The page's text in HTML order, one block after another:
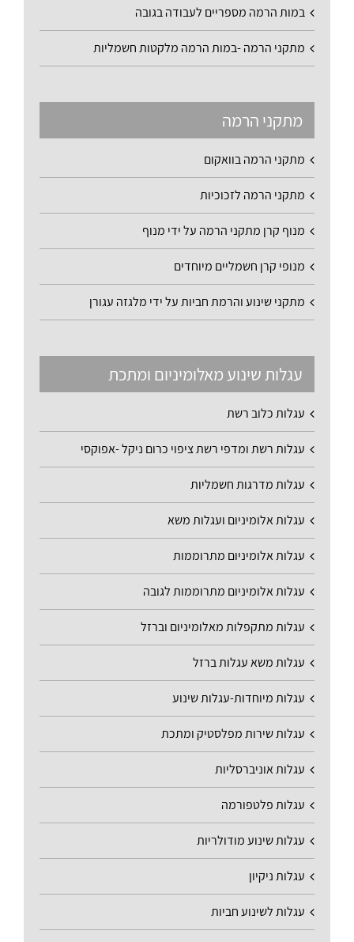
במות הרמה מספריים לעבודה בגובה
מתקני הרמה -במות הרמה מלקטות חשמליות
מתקני הרמה
מתקני הרמה בוואקום
מתקני הרמה לזכוכיות
מנוף קרן מתקני הרמה על ידי מנוף
מנופי קרן חשמליים מיוחדים
מתקני שינוע והרמת חביות על ידי מלגזה עגורן
עגלות שינוע מאלומיניום ומתכת
עגלות כלוב רשת
עגלות רשת ומדפי רשת ציפוי כרום ניקל -אפוקסי
עגלות מדרגות חשמליות
עגלות אלומיניום ועגלות משא
עגלות אלומיניום מתרוממות
עגלות אלומיניום מתרוממות לגובה
עגלות מתקפלות מאלומיניום וברזל
עגלות משא עגלות ברזל
עגלות מיוחדות-עגלות שינוע
עגלות שירות מפלסטיק ומתכת
עגלות אוניברסליות
עגלות פלטפורמה
עגלות שינוע מודולריות
עגלות ניקיון
עגלות לשינוע חביות